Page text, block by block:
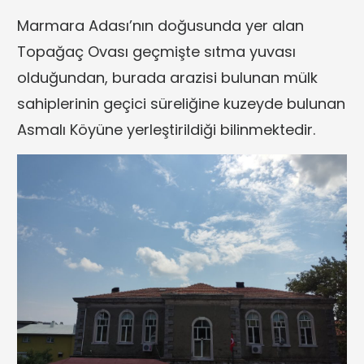
Marmara Adası’nın doğusunda yer alan
Topağaç Ovası geçmişte sıtma yuvası
olduğundan, burada arazisi bulunan mülk
sahiplerinin geçici süreliğine kuzeyde bulunan
Asmalı Köyüne yerleştirildiği bilinmektedir.